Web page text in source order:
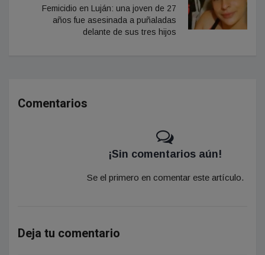
Femicidio en Luján: una joven de 27
años fue asesinada a puñaladas
delante de sus tres hijos
Comentarios
¡Sin comentarios aún!
Se el primero en comentar este artículo.
Deja tu comentario